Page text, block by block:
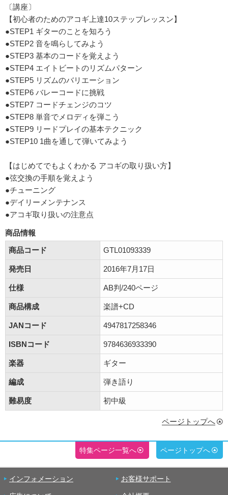
〔講座〕
【初心者のためのアコギ上達10ステップレッスン】
●STEP1 ギターのことを知ろう
●STEP2 音を鳴らしてみよう
●STEP3 基本のコードを覚えよう
●STEP4 エイトビートのリズムパターン
●STEP5 リズムのバリエーション
●STEP6 バレーコードに挑戦
●STEP7 コードチェンジのコツ
●STEP8 単音でメロディを弾こう
●STEP9 リードプレイの基本テクニック
●STEP10 1曲を通して弾いてみよう
【はじめてでもよくわかる アコギの取り扱い方】
●弦交換の手順を覚えよう
●チューニング
●デイリーメンテナンス
●アコギ取り扱いの注意点
商品情報
商品コード
GTL01093339
発売日 2016年7月17日
仕様 AB判/240ページ
商品構成 楽譜+CD
JANコード 4947817258346
ISBNコード 9784636933390
楽器 ギター
編成 弾き語り
難易度 初中級
ページトップへ
特集ページ一覧へ ページトップへ
インフォメーション お客様サポート